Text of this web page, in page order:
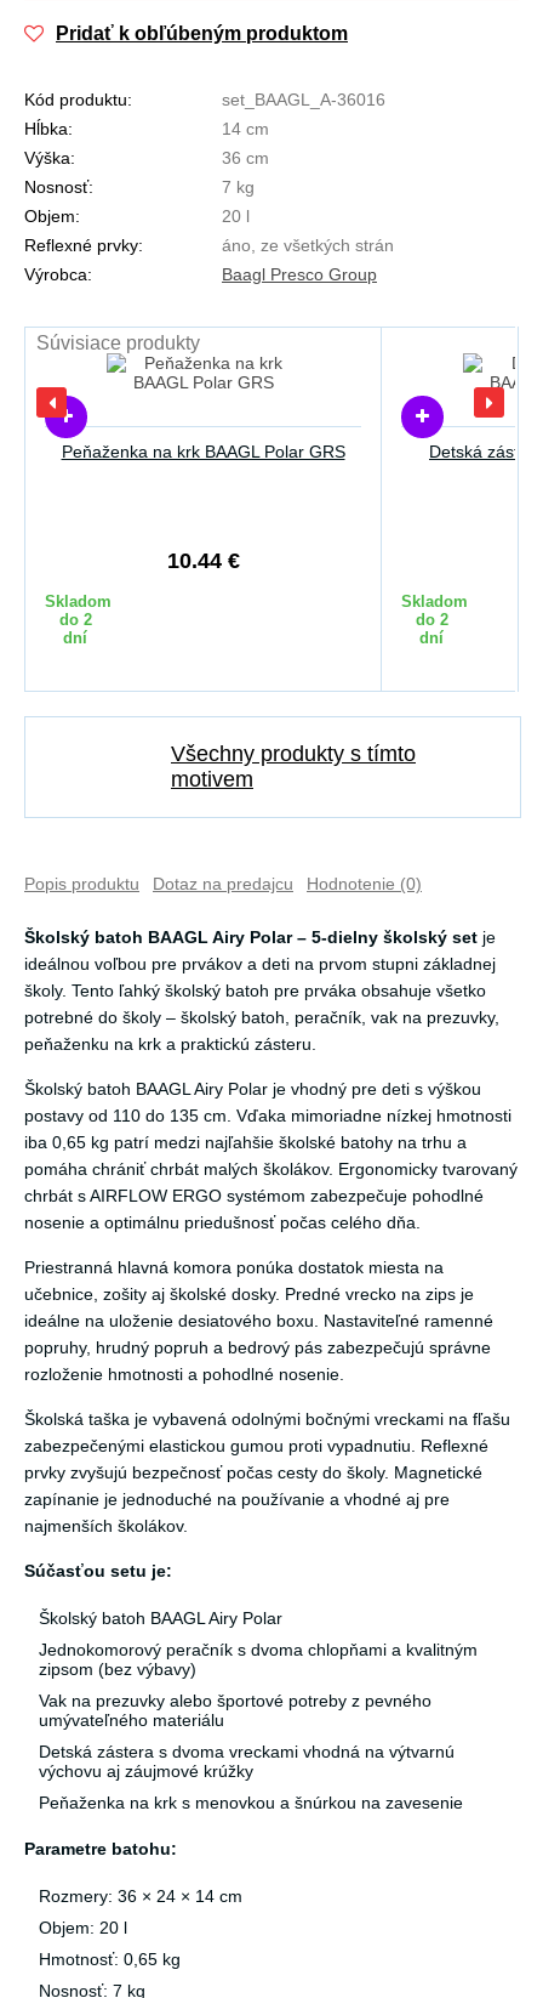
Pridať k obľúbeným produktom
Kód produktu:
set_BAAGL_A-36016
Hĺbka:
14 cm
Výška:
36 cm
Nosnosť:
7 kg
Objem:
20 l
Reflexné prvky:
áno, ze všetkých strán
Výrobca:
Baagl Presco Group
Súvisiace produkty
Peňaženka na krk BAAGL Polar GRS
10.44 €
Skladom
do 2
dní
Detská
Skladom
do 2
dní
Všechny produkty s tímto
motivem
Popis produktu Dotaz na predajcu Hodnotenie (0)
Školský batoh BAAGL Airy Polar – 5-dielny školský set je
ideálnou voľbou pre prvákov a deti na prvom stupni základnej
školy. Tento ľahký školský batoh pre prváka obsahuje všetko
potrebné do školy – školský batoh, peračník, vak na prezuvky,
peňaženku na krk a praktickú zásteru.
Školský batoh BAAGL Airy Polar je vhodný pre deti s výškou
postavy od 110 do 135 cm. Vďaka mimoriadne nízkej hmotnosti
iba 0,65 kg patrí medzi najľahšie školské batohy na trhu a
pomáha chrániť chrbát malých školákov. Ergonomicky tvarovaný
chrbát s AIRFLOW ERGO systémom zabezpečuje pohodlné
nosenie a optimálnu priedušnosť počas celého dňa.
Priestranná hlavná komora ponúka dostatok miesta na
učebnice, zošity aj školské dosky. Predné vrecko na zips je
ideálne na uloženie desiatového boxu. Nastaviteľné ramenné
popruhy, hrudný popruh a bedrový pás zabezpečujú správne
rozloženie hmotnosti a pohodlné nosenie.
Školská taška je vybavená odolnými bočnými vreckami na fľašu
zabezpečenými elastickou gumou proti vypadnutiu. Reflexné
prvky zvyšujú bezpečnosť počas cesty do školy. Magnetické
zapínanie je jednoduché na používanie a vhodné aj pre
najmenších školákov.
Súčasťou setu je:
Školský batoh BAAGL Airy Polar
Jednokomorový peračník s dvoma chlopňami a kvalitným
zipsom (bez výbavy)
Vak na prezuvky alebo športové potreby z pevného
umývateľného materiálu
Detská zástera s dvoma vreckami vhodná na výtvarnú
výchovu aj záujmové krúžky
Peňaženka na krk s menovkou a šnúrkou na zavesenie
Parametre batohu:
Rozmery: 36 × 24 × 14 cm
Objem: 20 l
Hmotnosť: 0,65 kg
Nosnosť: 7 kg